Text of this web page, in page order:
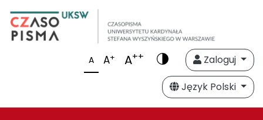
A A+ A++
Zaloguj
Język Polski